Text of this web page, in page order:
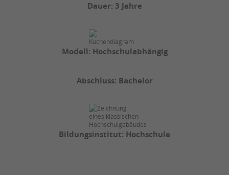
Dauer: 3 Jahre
Modell: Hochschulabhängig
Abschluss: Bachelor
Bildungsinstitut: Hochschule